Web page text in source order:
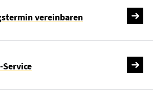
vereinbaren